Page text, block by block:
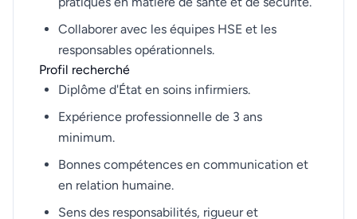
Collaborer avec les équipes HSE et les
responsables opérationnels.
Profil recherché
Diplôme d'État en soins infirmiers.
Expérience professionnelle de 3 ans
minimum.
Bonnes compétences en communication et
en relation humaine.
Sens des responsabilités, rigueur et